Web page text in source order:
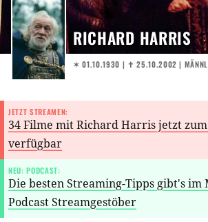
RICHARD HARRIS
✶ 01.10.1930 | ✝︎ 25.10.2002 |
JETZT STREAMEN:
34 Filme mit Richard Harris jetzt
verfügbar
NEU: PODCAST:
Die besten Streaming-Tipps gibt's im
Podcast Streamgestöber